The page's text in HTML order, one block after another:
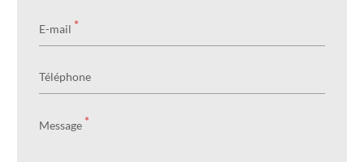
E-mail *
Téléphone
Message *